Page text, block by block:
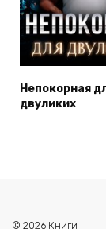
Непокорная
двуликих
© 2026 Книги